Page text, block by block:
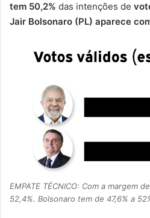
tem 50,2% das intenções de
Jair Bolsonaro (PL) aparece
EMPATE TÉCNICO: Com a margem
52,4%. Bolsonaro tem de 47,6% a